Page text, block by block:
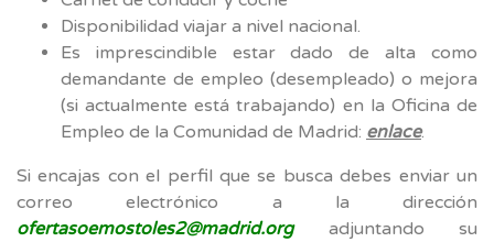
Disponibilidad viajar a nivel nacional.
Es imprescindible estar dado de alta como
demandante de empleo (desempleado) o mejora
(si actualmente está trabajando) en la Oficina de
Empleo de la Comunidad de Madrid: enlace.
Si encajas con el perfil que se busca debes enviar un
correo electrónico a la dirección
ofertasoemostoles2@madrid.orgadjuntando su